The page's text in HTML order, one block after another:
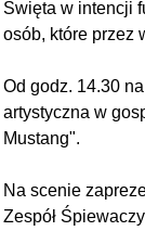
Święta w intencji
osób, które przez
Od godz. 14.30
artystyczna w
Mustang".
Na scenie
Zespół